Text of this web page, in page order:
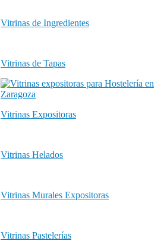
Vitrinas de Ingredientes
Vitrinas de Tapas
Vitrinas Expositoras
Vitrinas Helados
Vitrinas Murales Expositoras
Vitrinas Pastelerías